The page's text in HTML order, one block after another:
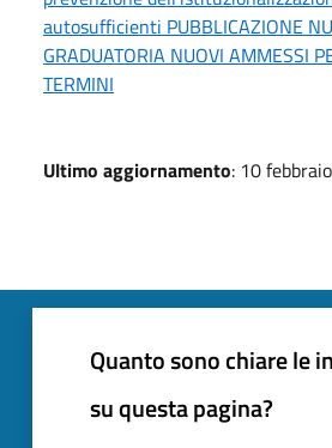
autosufficienti PUBBLICAZIONE
GRADUATORIA NUOVI AMMESSI
TERMINI
Ultimo aggiornamento: 10
Quanto sono chiare le
su questa pagina?